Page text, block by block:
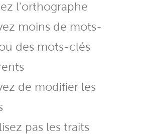
l'orthographe
moins de mots-
des mots-clés
de modifier les
pas les traits